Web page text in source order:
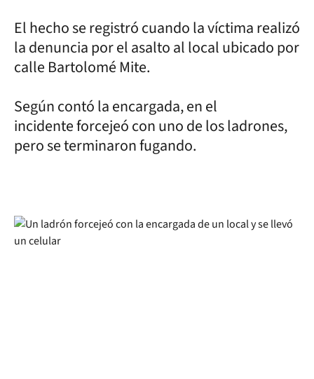
El hecho se registró cuando la víctima realizó
la denuncia por el asalto al local ubicado por
calle Bartolomé Mite.
Según contó la encargada, en el
incidente forcejeó con uno de los ladrones,
pero se terminaron fugando.